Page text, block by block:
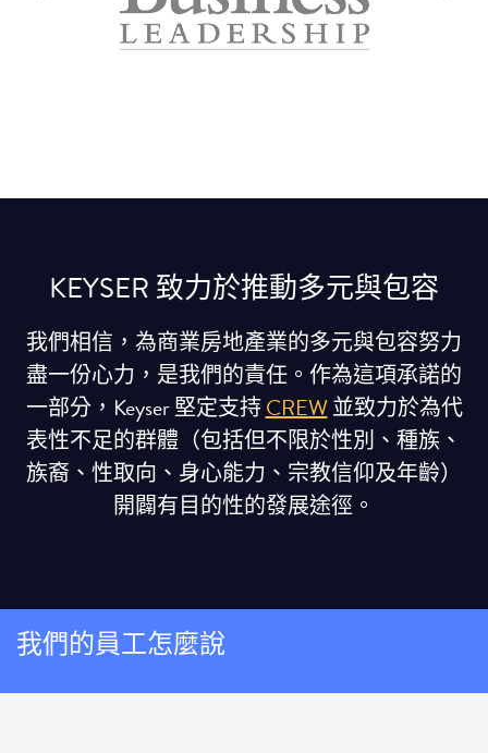
KEYSER 致力於推動多元與包容
我們相信，為商業房地產業的多元與包容努力
盡一份心力，是我們的責任。作為這項承諾的
一部分，Keyser 堅定支持CREW並致力於為代
表性不足的群體（包括但不限於性別、種族、
族裔、性取向、身心能力、宗教信仰及年齡）
開闢有目的性的發展途徑。
我們的員工怎麼說